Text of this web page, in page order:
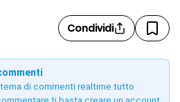
Condividi
di commenti realtime tutto